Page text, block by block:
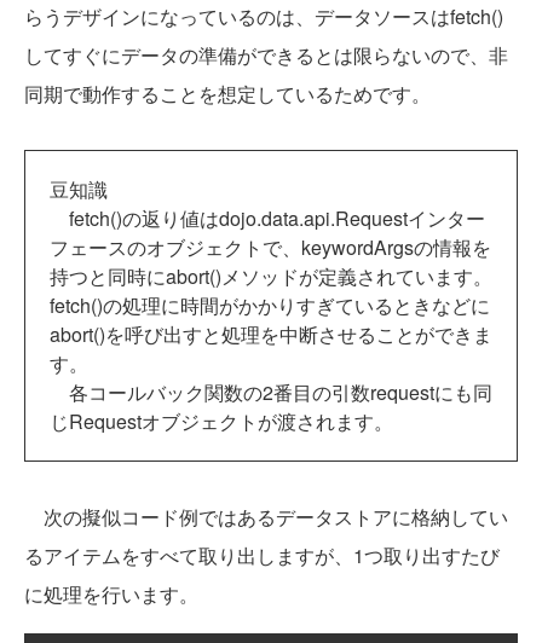
らうデザインになっているのは、データソースはfetch()
してすぐにデータの準備ができるとは限らないので、非
同期で動作することを想定しているためです。
豆知識
fetch()の返り値はdojo.data.api.Requestインター
フェースのオブジェクトで、keywordArgsの情報を
持つと同時にabort()メソッドが定義されています。
fetch()の処理に時間がかかりすぎているときなどに
abort()を呼び出すと処理を中断させることができま
す。
各コールバック関数の2番目の引数requestにも同
じRequestオブジェクトが渡されます。
次の擬似コード例ではあるデータストアに格納してい
るアイテムをすべて取り出しますが、1つ取り出すたび
に処理を行います。